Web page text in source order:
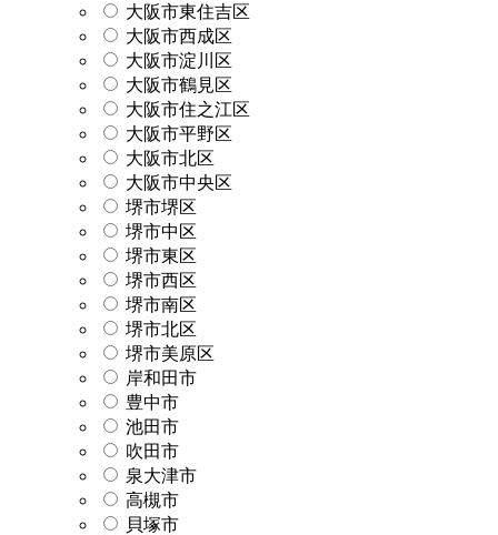
大阪市東住吉区
大阪市西成区
大阪市淀川区
大阪市鶴見区
大阪市住之江区
大阪市平野区
大阪市北区
大阪市中央区
堺市堺区
堺市中区
堺市東区
堺市西区
堺市南区
堺市北区
堺市美原区
岸和田市
豊中市
池田市
吹田市
泉大津市
高槻市
貝塚市